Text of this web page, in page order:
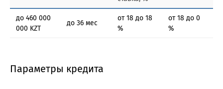
до 460 000
000 KZT
до 36 мес
от 18 до 18
%
от 18 до 0
%
Параметры кредита